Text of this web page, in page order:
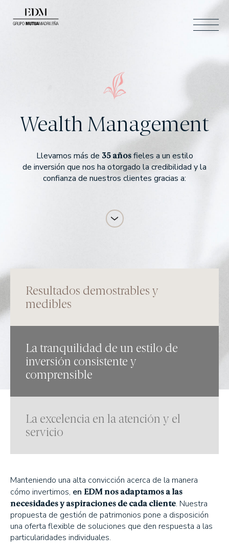
CAT
Quiénes somos
WEALTH MANAGEMENT
ASSET MANAGEMENT
Cómo somos
POR QUÉ ELEGIRNOS
EN QUÉ CREEMOS
Nuestros fondos
RENTABILIDADES DE NUESTROS FONDOS
RENTA VARIABLE
EDM International - Strategy Fund
EDM International - Latin American Equity Fund
EDM International - American Growth
EDM International - Sustainable Global Equity Fund
EDM Renta Variable Internacional FI
Wealth Management
Llevamos más de 35 añosfieles a un estilo
de inversión que nos ha otorgado la credibilidad y la
confianza de nuestros clientes gracias a:
Resultados demostrables y
medibles
La tranquilidad de un estilo de
inversión consistente y
comprensible
La excelencia en la atención y el
servicio
Manteniendo una alta convicción acerca de la manera
cómo invertimos, en EDM nos adaptamos a las
necesidades y aspiraciones de cada cliente. Nuestra
propuesta de gestión de patrimonios pone a disposición
una oferta flexible de soluciones que den respuesta a las
particularidades individuales.